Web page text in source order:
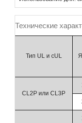
Технические
Тип UL и cUL
CL2P или CL3P